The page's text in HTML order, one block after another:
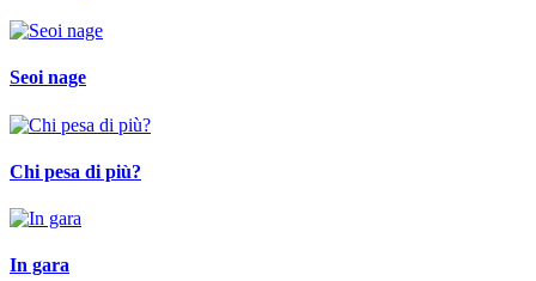
Seoi nage
Chi pesa di più?
In gara